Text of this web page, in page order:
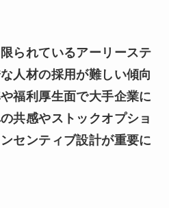
られているアーリーステ
人材の採用が難しい傾向
福利厚生面で大手企業に
共感やストックオプショ
センティブ設計が重要に